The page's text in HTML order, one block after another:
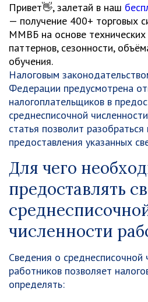
Привет👋, залетай в наш
— получение 400+ торговых
ММВБ на основе технических
паттернов, сезонности,
обучения.
Налоговым
Федерации предусмотрена
налогоплательщиков в
среднесписочной
статья позволит разобраться
предоставления указанных
Для чего
предоставлять
численности
Сведения о среднесписочной
работников позволяет
определять: